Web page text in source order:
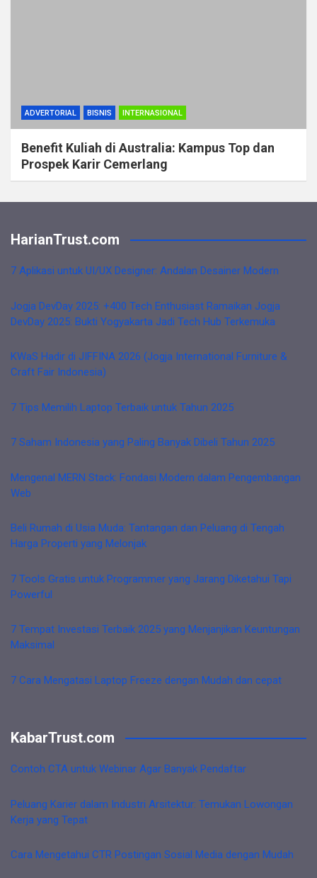
ADVERTORIAL BISNIS INTERNASIONAL
Benefit Kuliah di Australia: Kampus Top dan
Prospek Karir Cemerlang
HarianTrust.com
7 Aplikasi untuk UI/UX Designer: Andalan Desainer Modern
Jogja DevDay 2025: +400 Tech Enthusiast Ramaikan Jogja
DevDay 2025: Bukti Yogyakarta Jadi Tech Hub Terkemuka
KWaS Hadir di JIFFINA 2026 (Jogja International Furniture &
Craft Fair Indonesia)
7 Tips Memilih Laptop Terbaik untuk Tahun 2025
7 Saham Indonesia yang Paling Banyak Dibeli Tahun 2025
Mengenal MERN Stack: Fondasi Modern dalam Pengembangan
Web
Beli Rumah di Usia Muda: Tantangan dan Peluang di Tengah
Harga Properti yang Melonjak
7 Tools Gratis untuk Programmer yang Jarang Diketahui Tapi
Powerful
7 Tempat Investasi Terbaik 2025 yang Menjanjikan Keuntungan
Maksimal
7 Cara Mengatasi Laptop Freeze dengan Mudah dan cepat
KabarTrust.com
Contoh CTA untuk Webinar Agar Banyak Pendaftar
Peluang Karier dalam Industri Arsitektur: Temukan Lowongan
Kerja yang Tepat
Cara Mengetahui CTR Postingan Sosial Media dengan Mudah